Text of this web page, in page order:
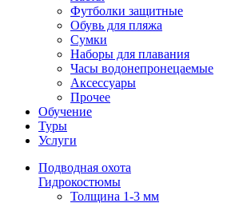
Футболки защитные
Обувь для пляжа
Сумки
Наборы для плавания
Часы водонепронецаемые
Аксессуары
Прочее
Обучение
Туры
Услуги
Подводная охота
Гидрокостюмы
Толщина 1-3 мм